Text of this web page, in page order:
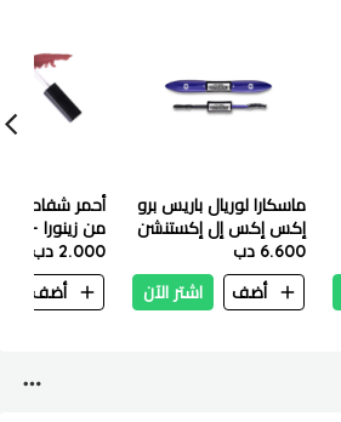
ماسكارا لوريال باريس برو
إكس إكس إل إكستنشن
نوير بلاك
6.600 دب
أضف
اشتر الآن
أحمر شفاه
إمبير
2.000 دب
أضف